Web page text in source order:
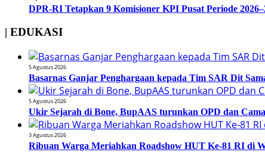
DPR-RI Tetapkan 9 Komisioner KPI Pusat Periode
| EDUKASI
5 Agustus 2026
Basarnas Ganjar Penghargaan kepada Tim SAR Dit
5 Agustus 2026
Ukir Sejarah di Bone, BupAAS turunkan OPD dan
3 Agustus 2026
Ribuan Warga Meriahkan Roadshow HUT Ke-81 RI di